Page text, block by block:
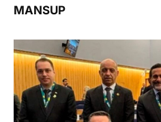
MANSUP